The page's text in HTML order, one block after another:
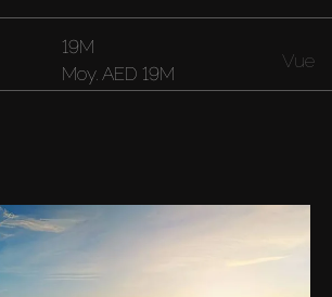
19M
Moy. AED 19M
Vue